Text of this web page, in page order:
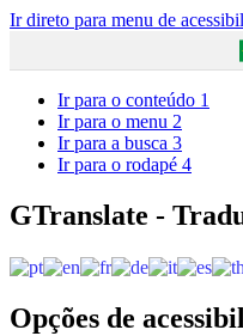
Ir direto para menu de
Ir para o conteúdo 1
Ir para o menu 2
Ir para a busca 3
Ir para o rodapé 4
GTranslate -
Opções de